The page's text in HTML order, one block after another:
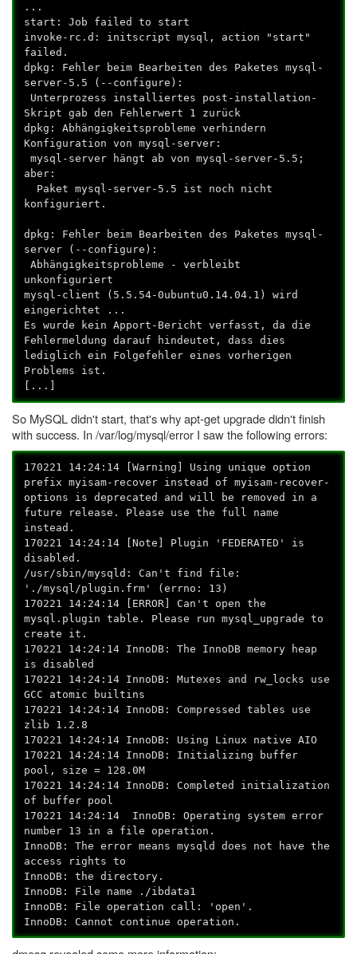
...
start: Job failed to start
invoke-rc.d: initscript mysql, action "start"
failed.
dpkg: Fehler beim Bearbeiten des Paketes mysql-
server-5.5 (--configure):
Unterprozess installiertes post-installation-
Skript gab den Fehlerwert 1 zurück
dpkg: Abhängigkeitsprobleme verhindern
Konfiguration von mysql-server:
mysql-server hängt ab von mysql-server-5.5;
aber:
Paket mysql-server-5.5 ist noch nicht
konfiguriert.
dpkg: Fehler beim Bearbeiten des Paketes mysql-
server (--configure):
Abhängigkeitsprobleme - verbleibt
unkonfiguriert
mysql-client (5.5.54-0ubuntu0.14.04.1) wird
eingerichtet ...
Es wurde kein Apport-Bericht verfasst, da die
Fehlermeldung darauf hindeutet, dass dies
lediglich ein Folgefehler eines vorherigen
Problems ist.
[...]
So MySQL didn't start, that's why apt-get upgrade didn't finish
with success. In /var/log/mysql/error I saw the following errors:
170221 14:24:14 [Warning] Using unique option
prefix myisam-recover instead of myisam-recover-
options is deprecated and will be removed in a
future release. Please use the full name
instead.
170221 14:24:14 [Note] Plugin 'FEDERATED' is
disabled.
/usr/sbin/mysqld: Can't find file:
'./mysql/plugin.frm' (errno: 13)
170221 14:24:14 [ERROR] Can't open the
mysql.plugin table. Please run mysql_upgrade to
create it.
170221 14:24:14 InnoDB: The InnoDB memory heap
is disabled
170221 14:24:14 InnoDB: Mutexes and rw_locks use
GCC atomic builtins
170221 14:24:14 InnoDB: Compressed tables use
zlib 1.2.8
170221 14:24:14 InnoDB: Using Linux native AIO
170221 14:24:14 InnoDB: Initializing buffer
pool, size = 128.0M
170221 14:24:14 InnoDB: Completed initialization
of buffer pool
170221 14:24:14 InnoDB: Operating system error
number 13 in a file operation.
InnoDB: The error means mysqld does not have the
access rights to
InnoDB: the directory.
InnoDB: File name ./ibdata1
InnoDB: File operation call: 'open'.
InnoDB: Cannot continue operation.